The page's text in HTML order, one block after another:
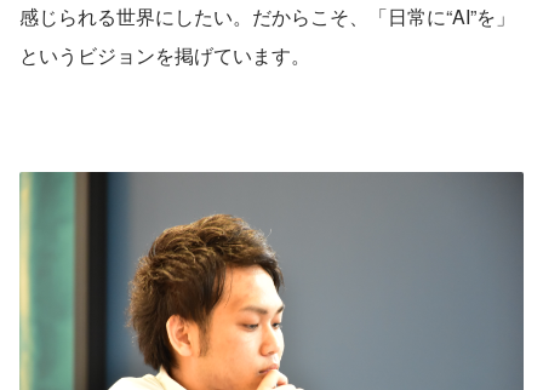
感じられる世界にしたい。だからこそ、「日常に“AI”を」
というビジョンを掲げています。